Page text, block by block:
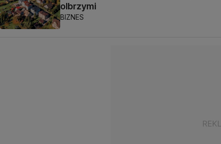
olbrzymi
BIZNES